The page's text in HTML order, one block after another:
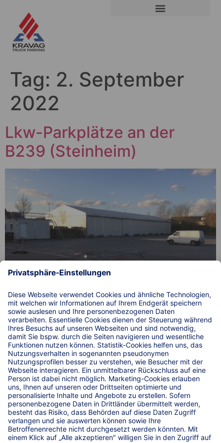
Tag: 2. September
2022
Lkw-Parkplätze an der
B239 (Steinheim)
Einfach. Sicher. Parken. auf 3 Lkw-Parkplätzen an der B1
bei Spedition Purrmann in Steinheim.
© 2026 WIRKSTATT GmbH